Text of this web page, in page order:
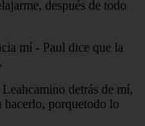
después de todo
mí - Paul dice que la
detrás de mí,
hacerlo, porquetodo lo